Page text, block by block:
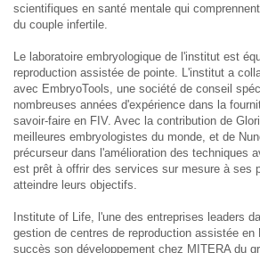
scientifiques en santé mentale qui
du couple infertile.
Le laboratoire embryologique de l'institut est
reproduction assistée de pointe. L'institut a
avec EmbryoTools, une société de conseil
nombreuses années d'expérience dans la
savoir-faire en FIV. Avec la contribution de
meilleures embryologistes du monde, et de
précurseur dans l'amélioration des techniques
est prêt à offrir des services sur mesure à ses
atteindre leurs objectifs.
Institute of Life, l'une des entreprises leaders
gestion de centres de reproduction assistée en
succès son développement chez MITERA du